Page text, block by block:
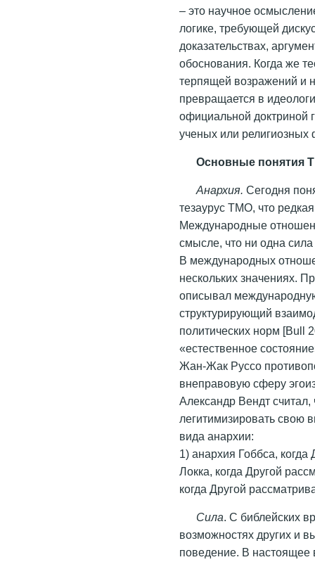
– это научное
логике, требующей
доказательствах,
обоснования. Когда же
терпящей возражений и
превращается в
официальной доктриной
ученых или религиозных
Основные понятия
Анархия.Сегодня
тезаурус ТМО, что
Международные
смысле, что ни одна
В международных
нескольких значениях.
описывал
структурирующий
политических норм [Bull
«естественное
Жан-Жак Руссо
внеправовую сферу
Александр Вендт
легитимизировать свою
вида анархии:
1) анархия Гоббса, когда
Локка, когда Другой
когда Другой
Сила. С библейских
возможностях других и
поведение. В